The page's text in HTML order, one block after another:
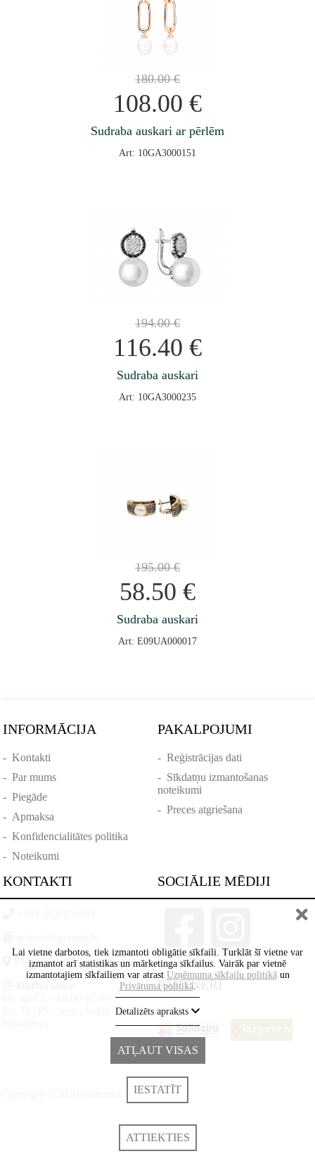
180.00€
108.00 €
Sudraba auskari ar pērlēm
Art: 10GA3000151
194.00€
116.40 €
Sudraba auskari
Art: 10GA3000235
195.00€
58.50 €
Sudraba auskari
Art: E09UA000017
INFORMĀCIJA
-Kontakti
-Par mums
-Piegāde
- Apmaksa
-Konfidencialitātes politika
-Noteikumi
PAKALPOJUMI
- Reģistrācijas dati
- Sīkdatņu izmantošanas
noteikumi
- Preces atgriešana
KONTAKTI
Rīga, Lāčplēšā iela 88
Pr., Tr., Pk., Sest., Svētd. -
SOCIĀLIE MĒDIJI
PARTNERI
Lai vietne darbotos, tiek izmantoti obligātie sīkfaili. Turklāt šī vietne var
izmantot arī statistikas un mārketinga sīkfailus. Vairāk par vietnē
izmantotajiem sīkfailiem var atrast Uzņēmuma sīkfailu politikāun
Privātuma politikā.
Detalizēts apraksts
ATĻAUT VISAS
IESTATĪT
ATTIEKTIES